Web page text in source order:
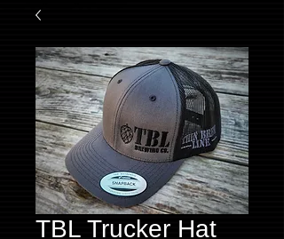
TBL Trucker Hat